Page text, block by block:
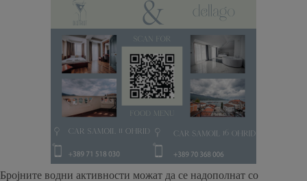
Бројните водни активности можат да се надополнат со